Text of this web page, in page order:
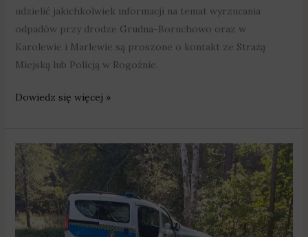
udzielić jakichkolwiek informacji na temat wyrzucania
odpadów przy drodze Grudna-Boruchowo oraz w
Karolewie i Marlewie są proszone o kontakt ze Strażą
Miejską lub Policją w Rogoźnie.
Dowiedz się więcej »
Kto
zaśmieca
Rogoźno
okolice?